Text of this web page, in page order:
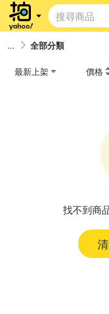
全部分類
最新上架 價格
找不到商